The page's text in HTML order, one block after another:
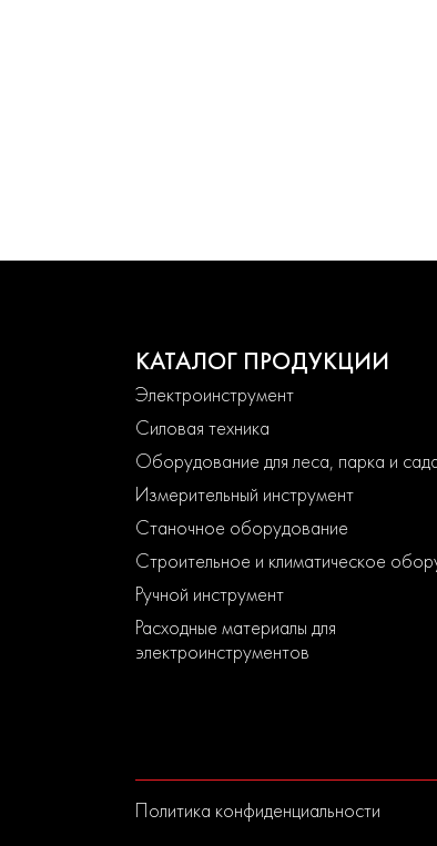
КАТАЛОГ ПРОДУКЦИИ
Электроинструмент
Силовая техника
Оборудование для леса, парка и
Измерительный инструмент
Станочное оборудование
Строительное и климатическое
Ручной инструмент
Расходные материалы для
электроинструментов
Политика конфиденциальности